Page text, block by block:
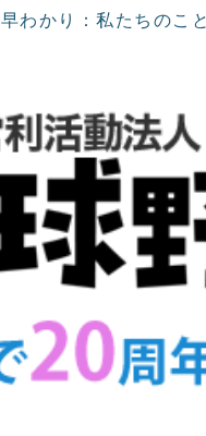
早わかり：私たちのこと